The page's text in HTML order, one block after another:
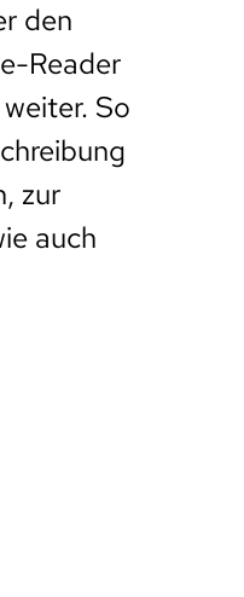
den
Reader
So
zur
auch